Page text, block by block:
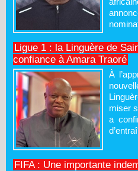
Ligue 1 : la Linguère de
confiance à Amara Traoré
À
miser
a
FIFA : Une importante